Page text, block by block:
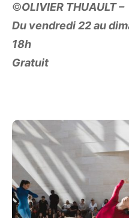
©OLIVIER THUAULT –
Du vendredi 22 au
18h
Gratuit